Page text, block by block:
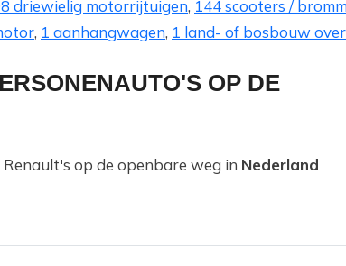
driewielig motorrijtuigen, 144 scooters /
, 1 aanhangwagen, 1 land- of bosbouw
OP DE
op de openbare weg in Nederland